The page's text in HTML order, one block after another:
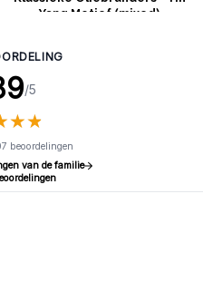
Yang Motief (mixed)
/5
★★
★★
beoordelingen
van de familie